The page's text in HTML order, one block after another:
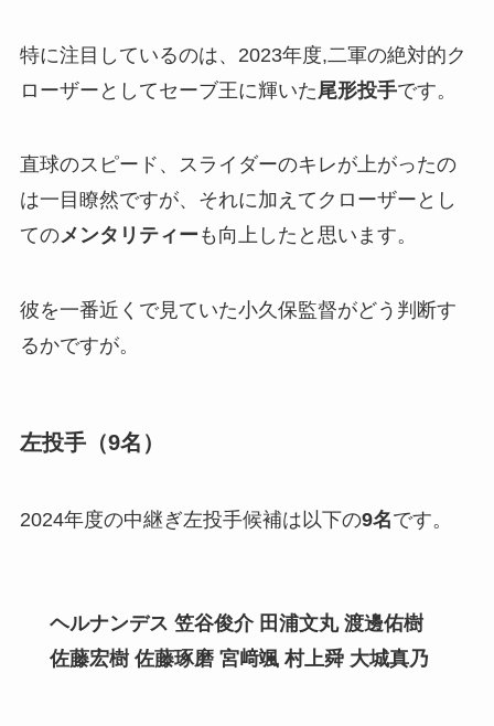
特に注目しているのは、2023年度,二軍の絶対的ク
ローザーとしてセーブ王に輝いた 尾形投手です。
直球のスピード、スライダーのキレが上がったの
は一目瞭然ですが、それに加えてクローザーとし
てのメンタリティー も向上したと思います。
彼を一番近くで見ていた小久保監督がどう判断す
るかですが。
左投手（9名）
2024年度の中継ぎ左投手候補は以下の9名です。
ヘルナンデス 笠谷俊介 田浦文丸 渡邊佑樹
佐藤宏樹 佐藤琢磨 宮﨑颯 村上舜 大城真乃